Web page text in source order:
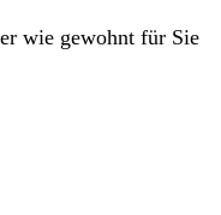
wie gewohnt für Sie